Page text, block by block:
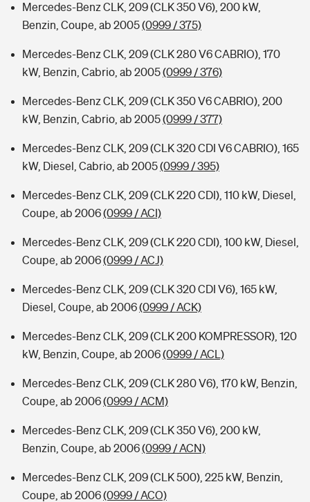
Mercedes-Benz CLK, 209 (CLK 350 V6), 200 kW,
Benzin, Coupe, ab 2005(0999 / 375)
Mercedes-Benz CLK, 209 (CLK 280 V6 CABRIO), 170
kW, Benzin, Cabrio, ab 2005(0999 / 376)
Mercedes-Benz CLK, 209 (CLK 350 V6 CABRIO), 200
kW, Benzin, Cabrio, ab 2005(0999 / 377)
Mercedes-Benz CLK, 209 (CLK 320 CDI V6 CABRIO), 165
kW, Diesel, Cabrio, ab 2005(0999 / 395)
Mercedes-Benz CLK, 209 (CLK 220 CDI), 110 kW, Diesel,
Coupe, ab 2006(0999 / ACI)
Mercedes-Benz CLK, 209 (CLK 220 CDI), 100 kW, Diesel,
Coupe, ab 2006(0999 / ACJ)
Mercedes-Benz CLK, 209 (CLK 320 CDI V6), 165 kW,
Diesel, Coupe, ab 2006(0999 / ACK)
Mercedes-Benz CLK, 209 (CLK 200 KOMPRESSOR), 120
kW, Benzin, Coupe, ab 2006(0999 / ACL)
Mercedes-Benz CLK, 209 (CLK 280 V6), 170 kW, Benzin,
Coupe, ab 2006(0999 / ACM)
Mercedes-Benz CLK, 209 (CLK 350 V6), 200 kW,
Benzin, Coupe, ab 2006(0999 / ACN)
Mercedes-Benz CLK, 209 (CLK 500), 225 kW, Benzin,
Coupe, ab 2006(0999 / ACO)